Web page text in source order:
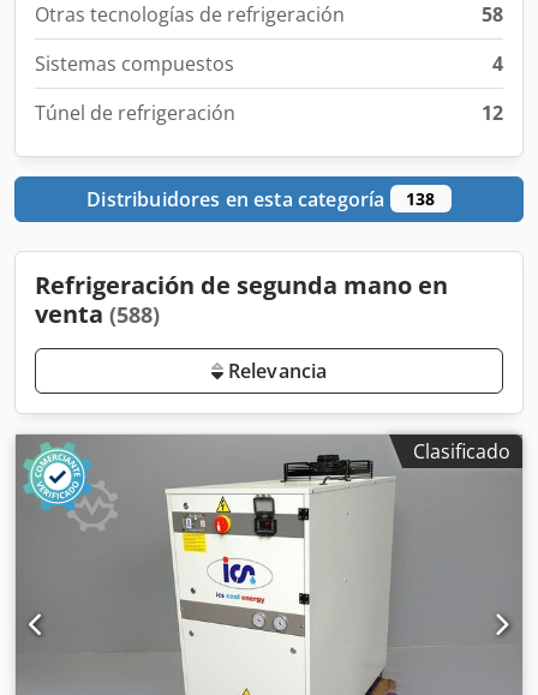
Otras tecnologías de refrigeración
58
Sistemas compuestos
4
Túnel de refrigeración
12
Distribuidores en esta categoría 138
Refrigeración de segunda mano en
venta (588)
Relevancia
Clasificado